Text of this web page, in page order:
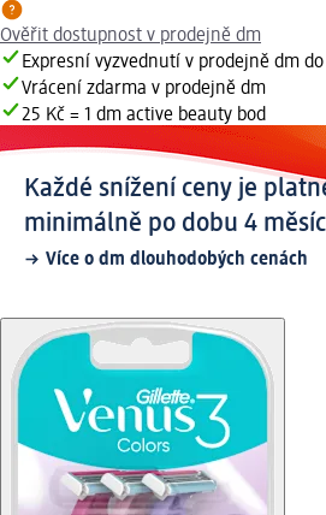
Ověřit dostupnost v prodejně dm
Expresní vyzvednutí v prodejně dm
Vrácení zdarma v prodejně dm
25 Kč = 1 dm active beauty bod
Každé snížení ceny je
minimálně po dobu 4
Více o dm dlouhodobých cenách